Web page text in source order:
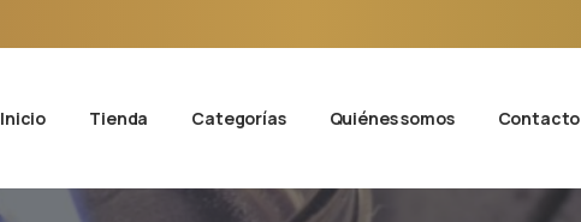
Inicio Tienda Categorías Quiénes somos Contacto